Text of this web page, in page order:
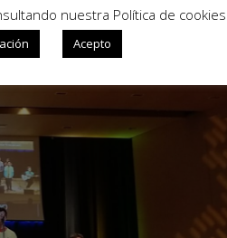
nuestra Política de
Acepto